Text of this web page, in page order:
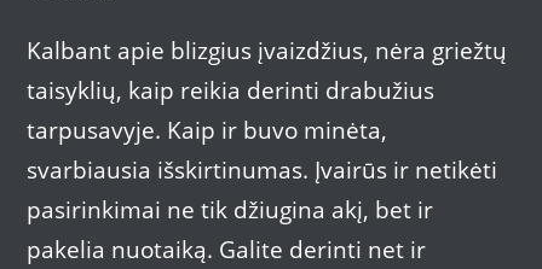
Kalbant apie blizgius įvaizdžius, nėra griežtų
taisyklių, kaip reikia derinti drabužius
tarpusavyje. Kaip ir buvo minėta,
svarbiausia išskirtinumas. Įvairūs ir netikėti
pasirinkimai ne tik džiugina akį, bet ir
pakelia nuotaiką. Galite derinti net ir